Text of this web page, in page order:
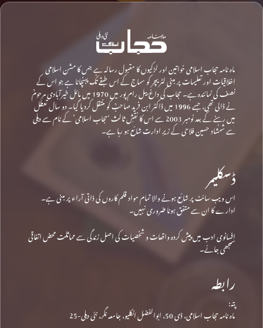
ماہ نامہ حجاب اسلامی خواتین اور لڑکیوں کا مقبول رسالہ ہے جس کا مشن اسلامی
اخلاقیات اور تعلیمات پر مبنی لٹریچر کو سماج کے اس طبقے تک پہنچانا ہے جو اس کے
نصف کی نمائندہ ہے۔ حجاب کی داغ بیل رام پور میں 1970 میں مائل خیرآبادی مرحومؒ
نے ڈالی تھی، جسے 1996 میں ڈاکٹر ابن فرید صاحبؒ کو منتقل کردیا گیا۔ دو سال تعطل
میں رہنے کے بعد نومبر 2003 سے اس کا نقشِ ثالث ‘حجاب اسلامی’ کے نام سے دہلی
سے شمشاد حسین فلاحی کے زیرِ ادارت شائع ہو رہا ہے۔
ڈسکلیمر
اس ویب سائٹ پر شائع ہونے والا تمام مواد قلم کاروں کی ذاتی آراء پر مبنی ہے۔
ادارے کا ان سے متفق ہونا ضروری نہیں۔
افسانوی ادب میں پیش کردہ واقعات و شخصیات کی اصل زندگی سے مماثلت محض اتفاقی
سمجھی جائے۔
رابطہ
پتہ:
ماہ نامہ حجاب اسلامی، ڈی 50، ابوالفضل انکلیو، جامعہ نگر، نئی دہلی-25